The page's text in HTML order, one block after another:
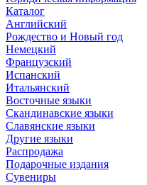
Каталог
Английский
Рождество и Новый год
Немецкий
Французский
Испанский
Итальянский
Восточные языки
Скандинавские языки
Славянские языки
Другие языки
Распродажа
Подарочные издания
Сувениры